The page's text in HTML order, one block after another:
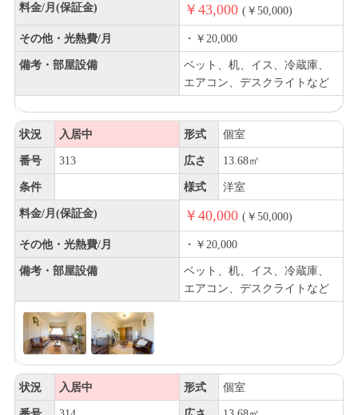
料金/月(保証金) ￥43,000 (￥50,000)
その他・光熱費/月 ・￥20,000
備考・部屋設備
ベット、机、イス、冷蔵庫、
エアコン、デスクライトなど
状況 入居中 形式 個室
番号 313 広さ 13.68㎡
条件 様式 洋室
料金/月(保証金) ￥40,000 (￥50,000)
その他・光熱費/月 ・￥20,000
備考・部屋設備
ベット、机、イス、冷蔵庫、
エアコン、デスクライトなど
状況 入居中 形式 個室